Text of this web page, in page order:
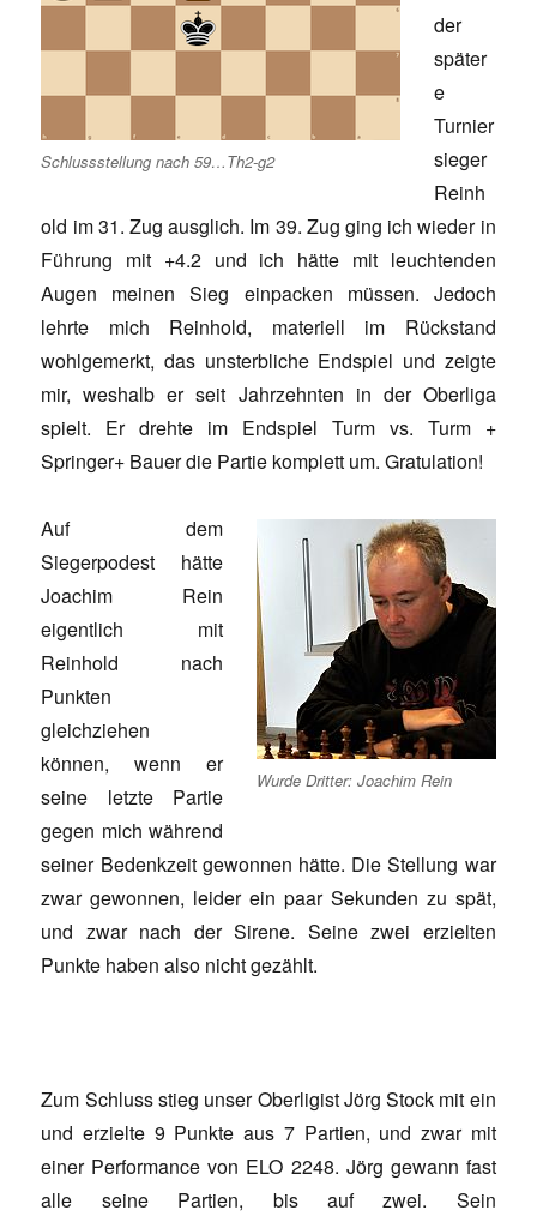
Schlussstellung nach 59…Th2-g2
der
später
e
Turnier
sieger
Reinh
old im 31. Zug ausglich. Im 39. Zug ging ich wieder in
Führung mit +4.2 und ich hätte mit leuchtenden
Augen meinen Sieg einpacken müssen. Jedoch
lehrte mich Reinhold, materiell im Rückstand
wohlgemerkt, das unsterbliche Endspiel und zeigte
mir, weshalb er seit Jahrzehnten in der Oberliga
spielt. Er drehte im Endspiel Turm vs. Turm +
Springer+ Bauer die Partie komplett um. Gratulation!
Wurde Dritter: Joachim Rein
Auf dem
Siegerpodest hätte
Joachim Rein
eigentlich mit
Reinhold nach
Punkten
gleichziehen
können, wenn er
seine letzte Partie
gegen mich während
seiner Bedenkzeit gewonnen hätte. Die Stellung war
zwar gewonnen, leider ein paar Sekunden zu spät,
und zwar nach der Sirene. Seine zwei erzielten
Punkte haben also nicht gezählt.
Zum Schluss stieg unser Oberligist Jörg Stock mit ein
und erzielte 9 Punkte aus 7 Partien, und zwar mit
einer Performance von ELO 2248. Jörg gewann fast
alle seine Partien, bis auf zwei. Sein